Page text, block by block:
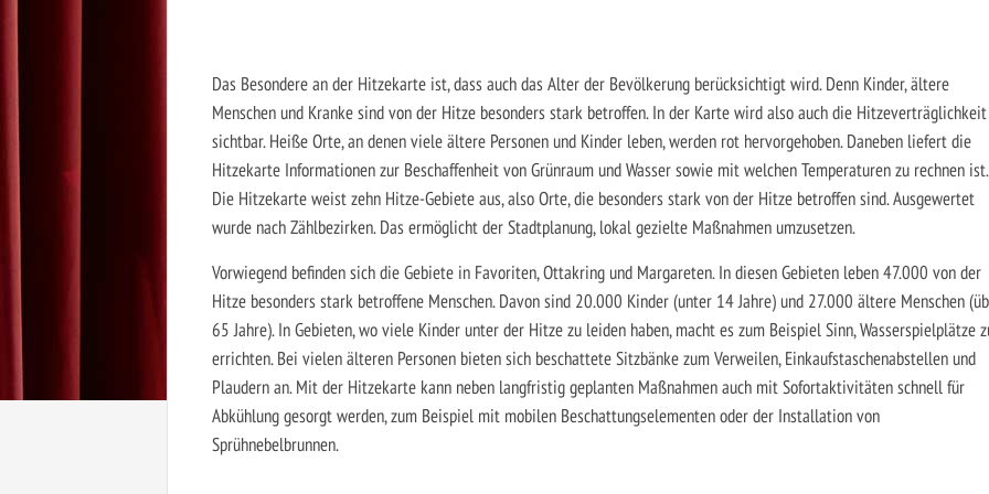
Das Besondere an der Hitzekarte ist, dass auch das Alter der Bevölkerung berücksichtigt wird. Denn Kinder, ältere
Menschen und Kranke sind von der Hitze besonders stark betroffen. In der Karte wird also auch die Hitzeverträglichkeit
sichtbar. Heiße Orte, an denen viele ältere Personen und Kinder leben, werden rot hervorgehoben. Daneben liefert die
Hitzekarte Informationen zur Beschaffenheit von Grünraum und Wasser sowie mit welchen Temperaturen zu rechnen ist.
Die Hitzekarte weist zehn Hitze-Gebiete aus, also Orte, die besonders stark von der Hitze betroffen sind. Ausgewertet
wurde nach Zählbezirken. Das ermöglicht der Stadtplanung, lokal gezielte Maßnahmen umzusetzen.
Vorwiegend befinden sich die Gebiete in Favoriten, Ottakring und Margareten. In diesen Gebieten leben 47.000 von der
Hitze besonders stark betroffene Menschen. Davon sind 20.000 Kinder (unter 14 Jahre) und 27.000 ältere Menschen
65 Jahre). In Gebieten, wo viele Kinder unter der Hitze zu leiden haben, macht es zum Beispiel Sinn, Wasserspielplätze
errichten. Bei vielen älteren Personen bieten sich beschattete Sitzbänke zum Verweilen, Einkaufstaschenabstellen und
Plaudern an. Mit der Hitzekarte kann neben langfristig geplanten Maßnahmen auch mit Sofortaktivitäten schnell für
Abkühlung gesorgt werden, zum Beispiel mit mobilen Beschattungselementen oder der Installation von
Sprühnebelbrunnen.